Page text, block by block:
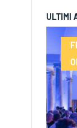
ULTIMI